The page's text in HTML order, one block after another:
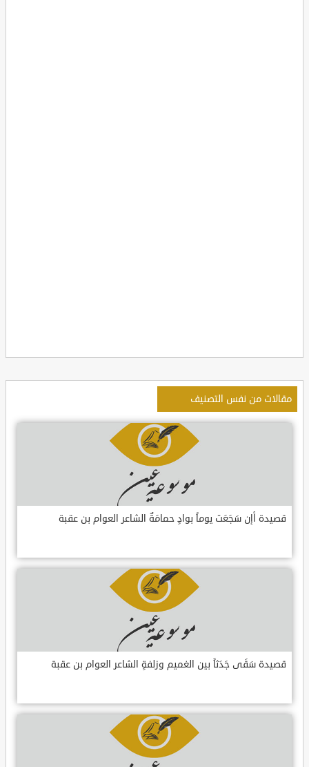
مقالات من نفس التصنيف
قصيدة أإن سَجَعَت يوماً بوادٍ حمامَةٌ الشاعر العوام بن عقبة
قصيدة سَقَى جَدَثاً بين الغميم وزلفةٍ الشاعر العوام بن عقبة